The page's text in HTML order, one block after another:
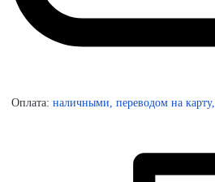
Оплата: наличными, переводом на